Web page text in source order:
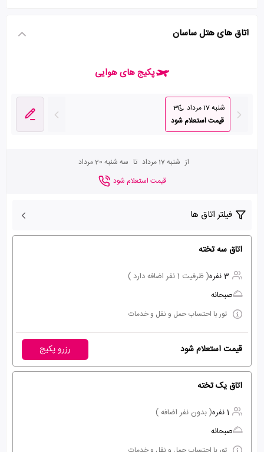
اتاق های هتل ساسان
پکیج های هوایی
شنبه 17 مرداد
3
قیمت استعلام شود
از شنبه 17 مرداد تا سه شنبه 20 مرداد
قیمت استعلام شود
فیلتر اتاق ها
اتاق سه تخته
3 نفره
( ظرفیت 1 نفر اضافه دارد )
صبحانه
تور با احتساب حمل و نقل و خدمات
قیمت استعلام شود رزرو پکیج
اتاق یک تخته
1 نفره
( بدون نفر اضافه )
صبحانه